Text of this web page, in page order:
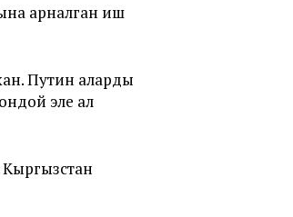
арналган иш
Путин аларды
эле ал